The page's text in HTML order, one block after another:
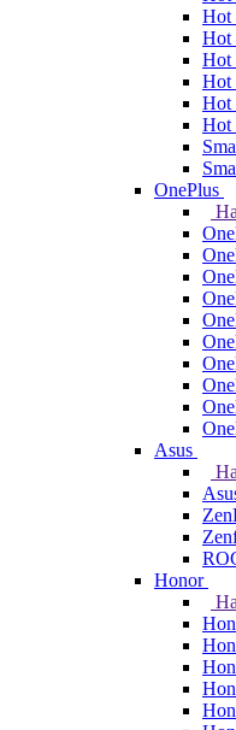
Hot
Hot
Hot
Hot
Hot
Hot
OnePlus
Asus
Honor